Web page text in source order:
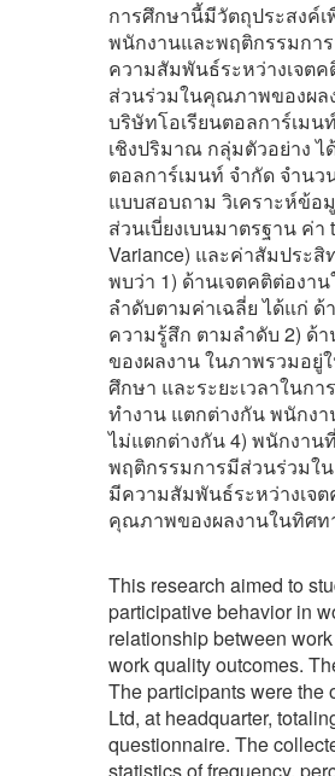
การศึกษานี้มีวัตถุประสงค์
พนักงานและพฤติกรรมกา
ความสัมพันธ์ระหว่างเจต
ส่วนร่วมในคุณภาพของผล
บริษัทโอเรียนตอลการ์เม
เชิงปริมาณ กลุ่มตัวอย่าง
ตอลการ์เมนท์ จำกัด จำนว
แบบสอบถาม วิเคราะห์ข้อ
ส่วนเบี่ยงเบนมาตรฐาน ค่า
Variance) และค่าสัมประ
พบว่า 1) ด้านเจตคติต่องา
ลำดับตามค่าเฉลี่ย ได้แก่
ความรู้สึก ตามลำดับ 2)
ของผลงาน ในภาพรวมอยู่
ศึกษา และระยะเวลาในก
ทำงาน แตกต่างกัน พนักง
ไม่แตกต่างกัน 4) พนักงาน
พฤติกรรมการมีส่วนร่วมใ
มีความสัมพันธ์ระหว่างเจ
คุณภาพของผลงานในทิศท
This research aimed to
participative behavior in
relationship between
work quality outcomes.
The participants were the
Ltd, at headquarter,
questionnaire. The